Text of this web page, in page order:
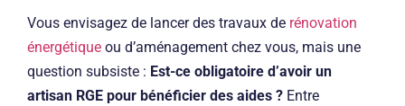
Vous envisagez de lancer des travaux de rénovation
énergétique ou d’aménagement chez vous, mais une
question subsiste : Est-ce obligatoire d’avoir un
artisan RGE pour bénéficier des aides ? Entre